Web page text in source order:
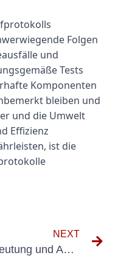
Folgen
und
Tests
Komponenten
bleiben und
und die Umwelt
Effizienz
ist die
NEXT
Bedeutung und Ablauf der Geräteprüfung verstehen nach DGUV Vorschrift 3